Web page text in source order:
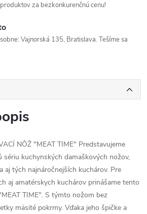
za bezkonkurenčnú cenu!
Vajnorská 135, Bratislava. Tešíme sa
NÔŽ "MEAT TIME" Predstavujeme
sériu kuchynských damaškových nožov,
aj tých najnáročnejších kuchárov. Pre
aj amatérskych kuchárov prinášame tento
TIME". S týmto nožom bez
mäsité pokrmy. Vďaka jeho špičke a